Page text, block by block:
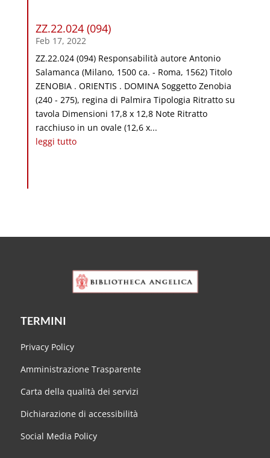
ZZ.22.024 (094)
Feb 17, 2022
ZZ.22.024 (094) Responsabilità autore Antonio
Salamanca (Milano, 1500 ca. - Roma, 1562) Titolo
ZENOBIA . ORIENTIS . DOMINA Soggetto Zenobia
(240 - 275), regina di Palmira Tipologia Ritratto su
tavola Dimensioni 17,8 x 12,8 Note Ritratto
racchiuso in un ovale (12,6 x...
leggi tutto
TERMINI
Privacy Policy
Amministrazione Trasparente
Carta della qualità dei servizi
Dichiarazione di accessibilità
Social Media Policy